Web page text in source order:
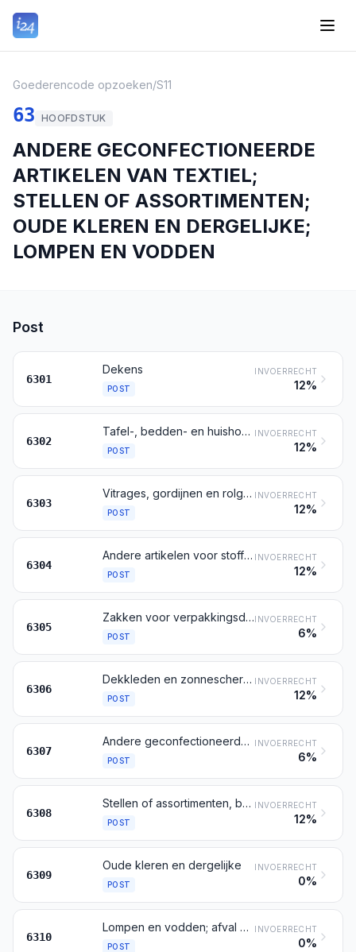
Goederencode opzoeken/S11
63 HOOFDSTUK
ANDERE GECONFECTIONEERDE
ARTIKELEN VAN TEXTIEL;
STELLEN OF ASSORTIMENTEN;
OUDE KLEREN EN DERGELIJKE;
LOMPEN EN VODDEN
Post
6301
Dekens
POST
INVOERRECHT
12%
6302
Tafel-, bedden- en huishoudlinnen
POST
INVOERRECHT
12%
6303
Vitrages, gordijnen en rolgordijnen, bed- en gordijnvalletjes daaronder begrepen
POST
INVOERRECHT
12%
6304
Andere artikelen voor stoffering, andere dan die bedoeld bij post 9404
POST
INVOERRECHT
12%
6305
Zakken voor verpakkingsdoeleinden
POST
INVOERRECHT
6%
6306
Dekkleden en zonneschermen voor winkelpuien en dergelijke; tenten (tijdelijke luifels en dergelijke artikelen daaronder begrepen); zeilen voor schepen, zeilplanken, zeilwagens en zeilsleden; kampeerartikelen
POST
INVOERRECHT
12%
6307
Andere geconfectioneerde artikelen, patronen voor kleding daaronder begrepen
POST
INVOERRECHT
6%
6308
Stellen of assortimenten, bestaande uit weefsel en garen, ook indien met toebehoren, voor de vervaardiging van tapijten, van tapisserieën, van geborduurde tafelkleden en servetten of van dergelijke artikelen van textiel, opgemaakt voor de verkoop in het klein
POST
INVOERRECHT
12%
6309
Oude kleren en dergelijke
POST
INVOERRECHT
0%
6310
Lompen en vodden; afval en oud goed, van bindgaren, van touw of van kabel
POST
INVOERRECHT
0%